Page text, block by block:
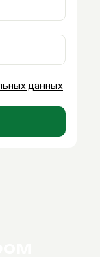
данных